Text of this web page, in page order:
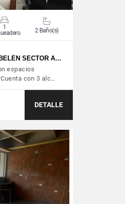
1
2 Baño(s)
SECTOR A…
espacios
con 3 alc…
DETALLE